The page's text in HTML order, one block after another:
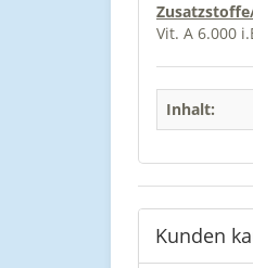
Vit. A 6.000
Inhalt:
Kunden